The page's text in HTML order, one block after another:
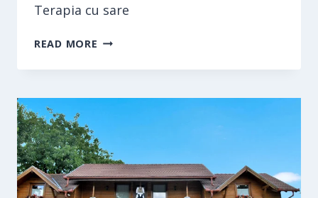
Terapia cu sare
READ MORE TERAPIA
SARE